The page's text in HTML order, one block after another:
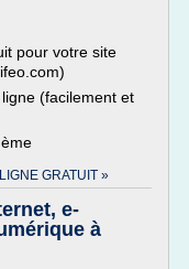
pour votre site
(facilement et
GRATUIT »
e-
à